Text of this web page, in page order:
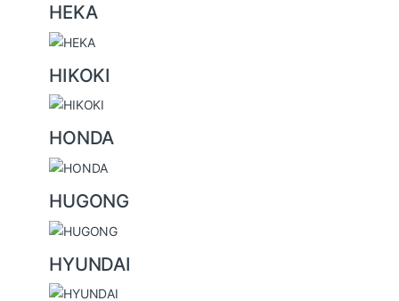
HEKA
HIKOKI
HONDA
HUGONG
HYUNDAI